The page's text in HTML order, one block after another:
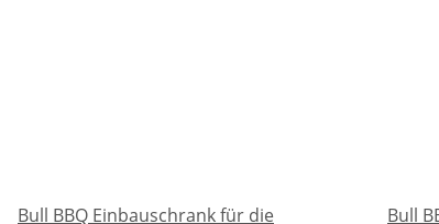
Bull BBQ Einbauschrank für die Bull